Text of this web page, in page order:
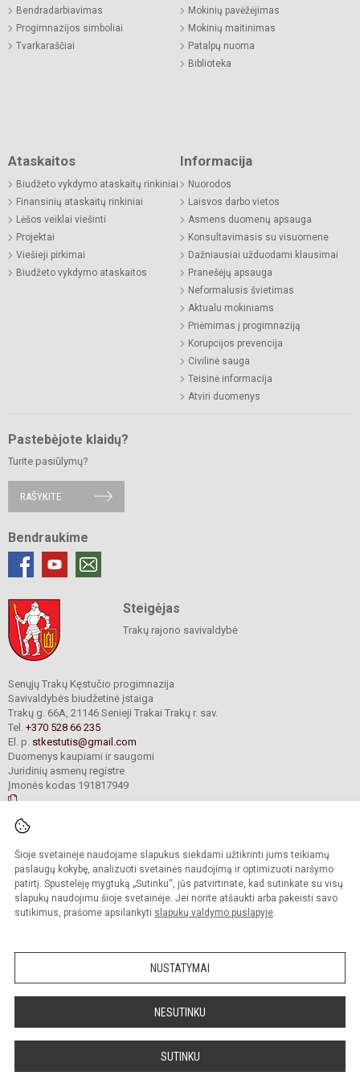
Šioje svetainėje naudojame slapukus siekdami užtikrinti jums teikiamų
paslaugų kokybę, analizuoti svetainės naudojimą ir optimizuoti naršymo
patirtį. Spustelėję mygtuką „Sutinku“, jūs patvirtinate, kad sutinkate su visų
slapukų naudojimu šioje svetainėje. Jei norite atšaukti arba pakeisti savo
sutikimus, prašome apsilankyti slapukų valdymo puslapyje.
NUSTATYMAI
NESUTINKU
SUTINKU
Bendradarbiavimas
Progimnazijos simboliai
Tvarkaraščiai
Mokinių pavėžėjimas
Mokinių maitinimas
Patalpų nuoma
Biblioteka
Ataskaitos
Biudžeto vykdymo ataskaitų rinkiniai
Finansinių ataskaitų rinkiniai
Lėšos veiklai viešinti
Projektai
Viešieji pirkimai
Biudžeto vykdymo ataskaitos
Informacija
Nuorodos
Laisvos darbo vietos
Asmens duomenų apsauga
Konsultavimasis su visuomene
Dažniausiai užduodami klausimai
Pranešėjų apsauga
Neformalusis švietimas
Aktualu mokiniams
Priėmimas į progimnaziją
Korupcijos prevencija
Civilinė sauga
Teisinė informacija
Atviri duomenys
Pastebėjote klaidų?
Turite pasiūlymų?
RAŠYKITE
Bendraukime
Steigėjas
Trakų rajono savivaldybė
Senųjų Trakų Kęstučio progimnazija
Savivaldybės biudžetinė įstaiga
Trakų g. 66A, 21146 Senieji Trakai Trakų r. sav.
Tel. +370 528 66 235
El. p. stkestutis@gmail.com
Duomenys kaupiami ir saugomi
Juridinių asmenų registre
Įmonės kodas 191817949
Kopijuoti turinį be raštiško mokyklos administracijos sutikimo griežtai
draudžiama.
Prieinamumo paraiška Slapukų valdymas
Sumanus būdas atnaujinti